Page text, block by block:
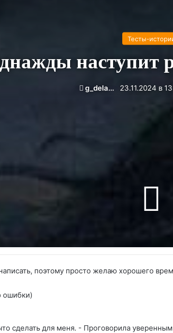
Тесты-
наступит
g_dela... 23.11.2024 в
поэтому просто желаю хорошего
ошибки)
сделать для меня. - Проговорила